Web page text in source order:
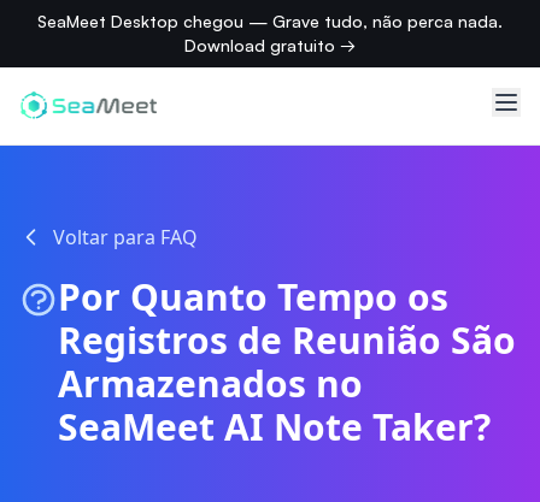
SeaMeet Desktop chegou — Grave tudo, não perca nada.
Download gratuito →
Voltar para FAQ
Por Quanto Tempo os
Registros de Reunião São
Armazenados no
SeaMeet AI Note Taker?